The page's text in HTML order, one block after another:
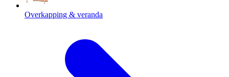
Overkapping & veranda